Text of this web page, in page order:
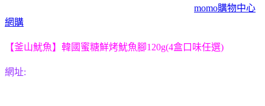
momo購物中心
網購
【釜山魷魚】韓國蜜糖鮮烤魷魚腳120g(4盒口味任選)
網址: